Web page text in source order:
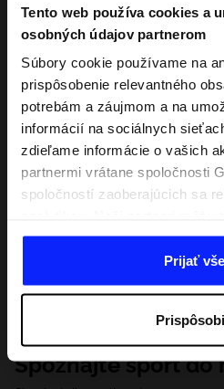
Tento web používa cookies a
osobných údajov partnerom
Súbory cookie používame na
prispôsobenie relevantného
potrebám a záujmom a na
informácií na sociálnych
zdieľame informácie o vašich
partnermi vrátane spoločnosti
spoločností zaoberajúcich sa
kombinovať s inými, ktoré
webovej stránky, ako aj s
dôsledku vášho používania
našim partnerom, aby sme
zobrazovania online reklamy,
prieskum, upravili obsah a
Prijať
Spoznajte šport do